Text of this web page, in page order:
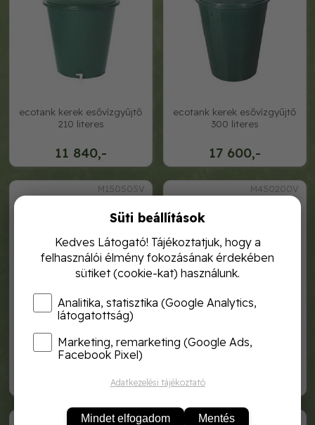
11 840,-
ecotank kerek esővízgyűjtő
210 literes
17 600,-
ecotank kerek esővízgyűjtő
300 literes
M150505V
ecotank kerek esővízgyűjtő
500 literes
M450200V
ecotank szögletes
esővízgyűjtő 200 literes
6070415
Süti beállítások
Kedves Látogató! Tájékoztatjuk, hogy a
felhasználói élmény fokozásának érdekében
sütiket (cookie-kat) használunk.
Analitika, statisztika (Google Analytics,
látogatottság)
Marketing, remarketing (Google Ads,
Facebook Pixel)
Adatkezelési tájékoztató
Mindet elfogadom Mentés